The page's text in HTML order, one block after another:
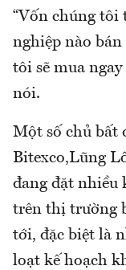
“Vốn chúng tôi
nghiệp nào
tôi sẽ mua
nói.
Một số chủ bất
Bitexco,Lũng
đang đặt nhiều
trên thị trường
tới, đặc biệt là
loạt kế hoạch